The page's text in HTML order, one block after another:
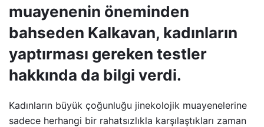
muayenenin öneminden
bahseden Kalkavan, kadınların
yaptırması gereken testler
hakkında da bilgi verdi.
Kadınların büyük çoğunluğu jinekolojik muayenelerine
sadece herhangi bir rahatsızlıkla karşılaştıkları zaman